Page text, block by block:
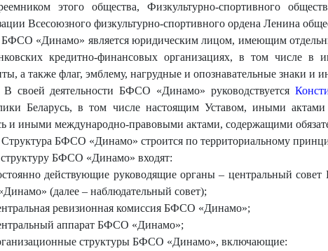
этого общества, Физкультурно-спортивного
Всесоюзного физкультурно-спортивного ордена Ленина
БФСО «Динамо» является юридическим лицом, имеющим
кредитно-финансовых организациях, в том числе
а также флаг, эмблему, нагрудные и опознавательные знаки и
В своей деятельности БФСО «Динамо» руководствуется
Беларусь, в том числе настоящим Уставом, иными
и иными международно-правовыми актами, содержащими
БФСО «Динамо» строится по территориальному
БФСО «Динамо» входят:
действующие руководящие органы – центральный
(далее – наблюдательный совет);
ревизионная комиссия БФСО «Динамо»;
аппарат БФСО «Динамо»;
структуры БФСО «Динамо», включающие: